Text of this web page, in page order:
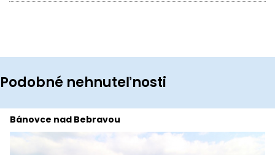
Podobné nehnuteľnosti
Bánovce nad Bebravou